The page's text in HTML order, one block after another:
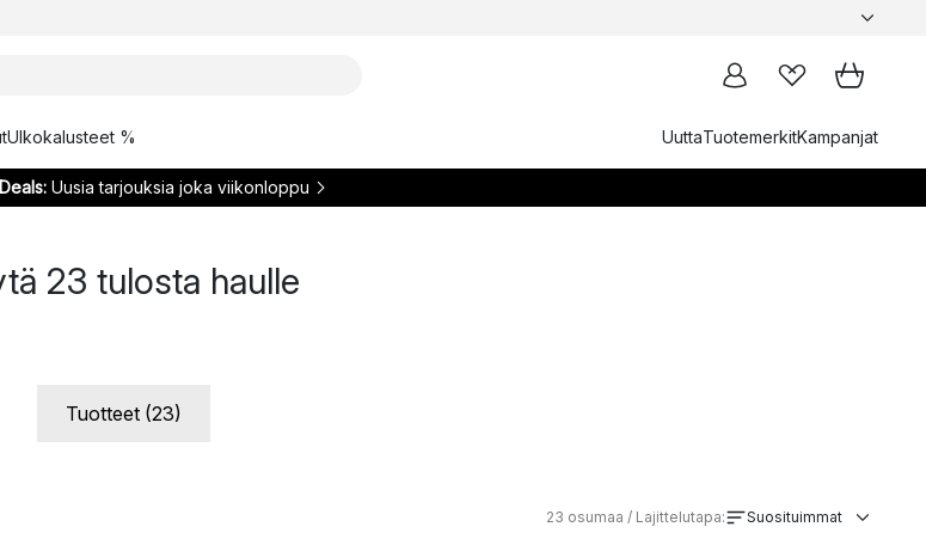
Ulkokalusteet % UuttaTuotemerkitKampanjat
Uusia tarjouksia joka viikonloppu
23 tulosta haulle
Tuotteet (23)
23 osumaa / Lajittelutapa: Suosituimmat